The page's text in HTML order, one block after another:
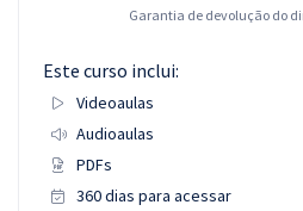
Garantia de devolução do
Este curso inclui:
Videoaulas
Audioaulas
PDFs
360 dias para acessar